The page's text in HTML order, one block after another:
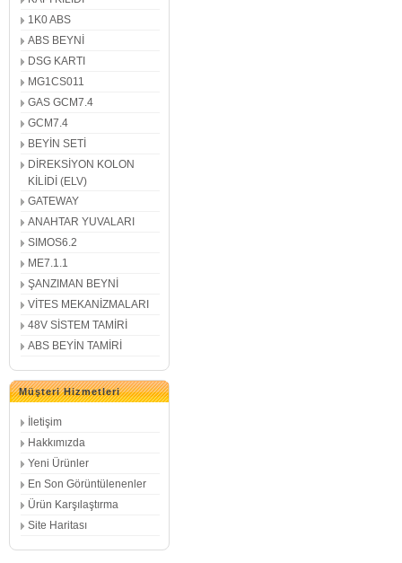
1K0 ABS
ABS BEYNİ
DSG KARTI
MG1CS011
GAS GCM7.4
GCM7.4
BEYİN SETİ
DİREKSİYON KOLON
KİLİDİ (ELV)
GATEWAY
ANAHTAR YUVALARI
SIMOS6.2
ME7.1.1
ŞANZIMAN BEYNİ
VİTES MEKANİZMALARI
48V SİSTEM TAMİRİ
ABS BEYİN TAMİRİ
Müşteri Hizmetleri
İletişim
Hakkımızda
Yeni Ürünler
En Son Görüntülenenler
Ürün Karşılaştırma
Site Haritası